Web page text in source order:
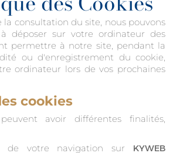
la consultation du site, nous pouvons
déposer sur votre ordinateur des
permettre à notre site, pendant la
ou d'enregistrement du cookie,
ordinateur lors de vos prochaines
cookies
avoir différentes finalités,
de votre navigation sur KYWEB